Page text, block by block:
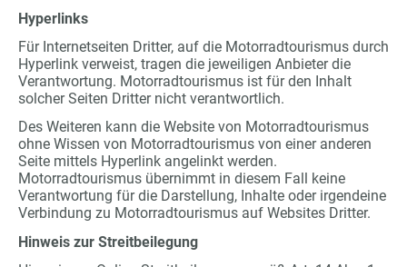
Hyperlinks
Für Internetseiten Dritter, auf die Motorradtourismus durch
Hyperlink verweist, tragen die jeweiligen Anbieter die
Verantwortung. Motorradtourismus ist für den Inhalt
solcher Seiten Dritter nicht verantwortlich.
Des Weiteren kann die Website von Motorradtourismus
ohne Wissen von Motorradtourismus von einer anderen
Seite mittels Hyperlink angelinkt werden.
Motorradtourismus übernimmt in diesem Fall keine
Verantwortung für die Darstellung, Inhalte oder irgendeine
Verbindung zu Motorradtourismus auf Websites Dritter.
Hinweis zur Streitbeilegung